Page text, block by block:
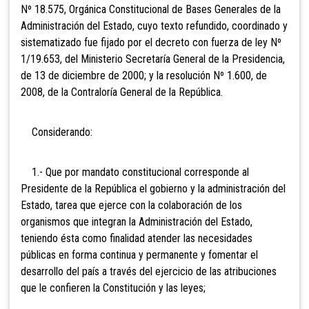
Nº 18.575, Orgánica Constitucional de Bases Generales de la
Administración del Estado, cuyo texto refundido, coordinado y
sistematizado fue fijado por el decreto con fuerza de ley Nº
1/19.653, del Ministerio Secretaría General de la Presidencia,
de 13 de diciembre de 2000; y la resolución Nº 1.600, de
2008, de la Contraloría General de la República.
Considerando:
1.- Que por mandato constitucional corresponde al
Presidente de la República el gobierno y la administración del
Estado, tarea que ejerce con la colaboración de los
organismos que integran la Administración del Estado,
teniendo ésta como finalidad atender las necesidades
públicas en forma continua y permanente y fomentar el
desarrollo del país a través del ejercicio de las atribuciones
que le confieren la Constitución y las leyes;